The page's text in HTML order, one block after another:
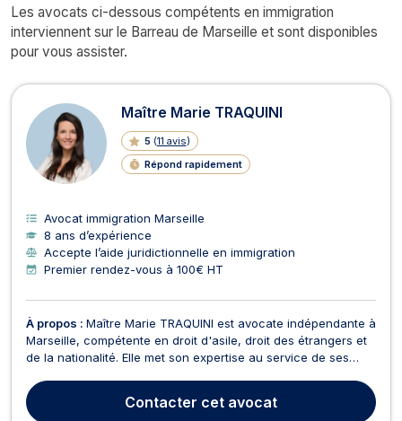
Les avocats ci-dessous compétents en immigration
interviennent sur le Barreau de Marseille et sont disponibles
pour vous assister.
Avocats en immigration à Marseille
Maître Marie TRAQUINI
5 (11 avis)
Répond rapidement
Avocat immigration Marseille
8 ans d’expérience
Accepte l’aide juridictionnelle en immigration
Premier rendez-vous à 100€ HT
À propos : Maître Marie TRAQUINI est avocate indépendante à
Marseille, compétente en droit d'asile, droit des étrangers et
de la nationalité. Elle met son expertise au service de ses
juridiques. En droit d'asile, Maître TRAQUINI vous assiste lors
des entretiens avec l'OFPRA et des audi...
Contacter cet avocat